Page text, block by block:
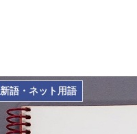
新語・ネット用語